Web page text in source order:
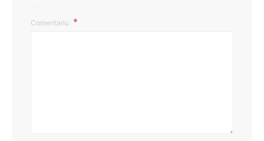
Comentariu